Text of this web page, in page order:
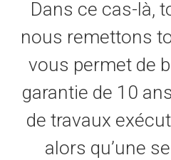
Dans ce cas-là,
nous remettons
vous permet de
garantie de 10
de travaux
alors qu’une